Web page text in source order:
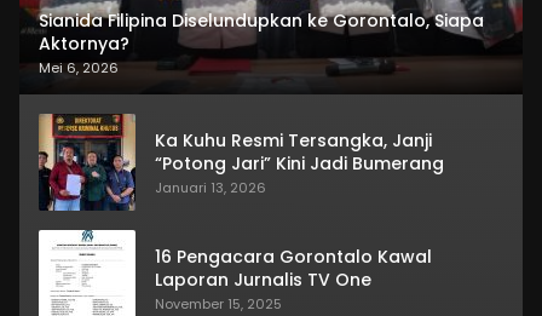
Sianida Filipina Diselundupkan ke Gorontalo, Siapa
Aktornya?
Mei 6, 2026
Ka Kuhu Resmi Tersangka, Janji
“Potong Jari” Kini Jadi Bumerang
Januari 13, 2026
16 Pengacara Gorontalo Kawal
Laporan Jurnalis TV One
November 15, 2025